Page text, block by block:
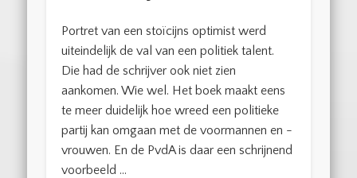
Portret van een stoïcijns optimist werd
uiteindelijk de val van een politiek talent.
Die had de schrijver ook niet zien
aankomen. Wie wel. Het boek maakt eens
te meer duidelijk hoe wreed een politieke
partij kan omgaan met de voormannen en -
vrouwen. En de PvdA is daar een schrijnend
voorbeeld …